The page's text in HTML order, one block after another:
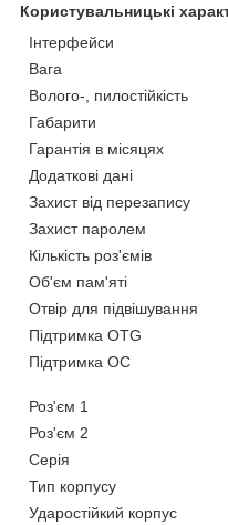
Користувальницькі
Інтерфейси
Вага
Волого-, пилостійкість
Габарити
Гарантія в місяцях
Додаткові дані
Захист від перезапису
Захист паролем
Кількість роз'ємів
Об'єм пам'яті
Отвір для підвішування
Підтримка OTG
Підтримка ОС
Роз'єм 1
Роз'єм 2
Серія
Тип корпусу
Ударостійкий корпус